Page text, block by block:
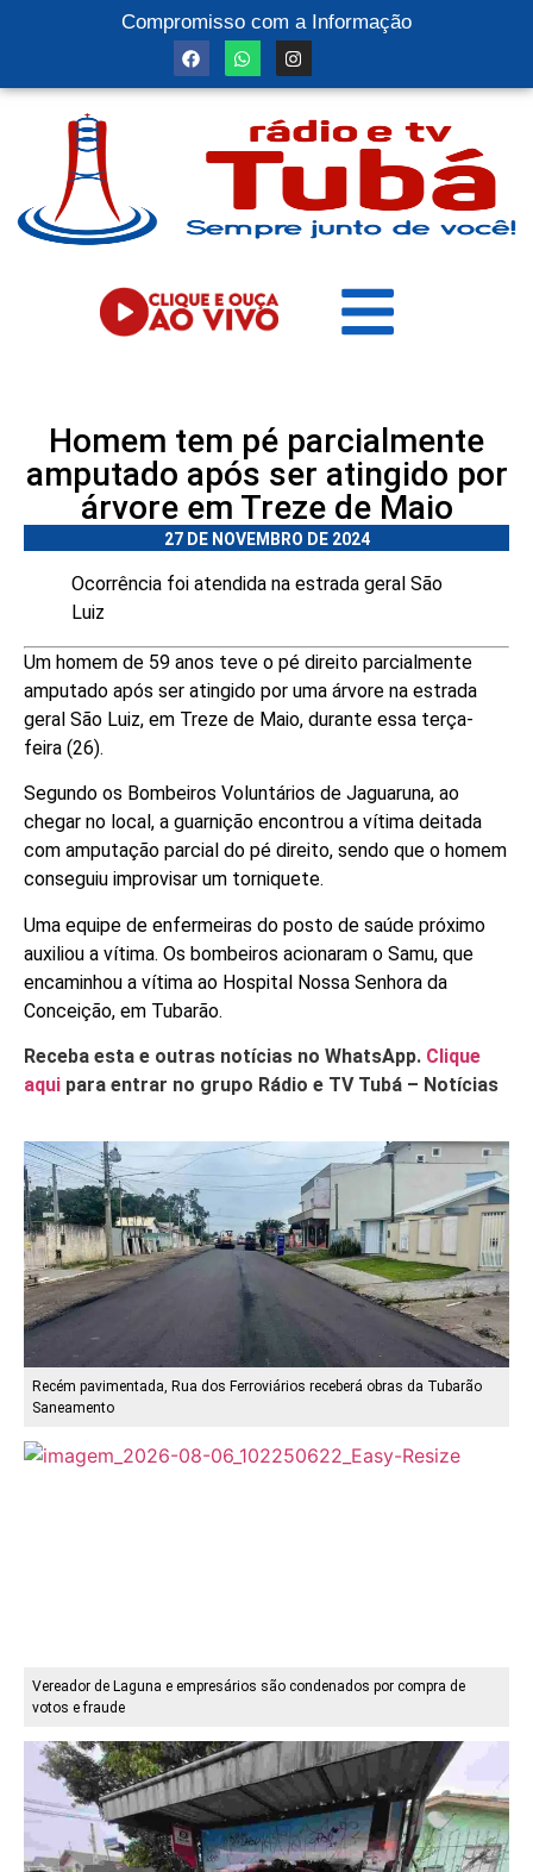
Compromisso com a Informação
Homem tem pé parcialmente
amputado após ser atingido por
árvore em Treze de Maio
27 DE NOVEMBRO DE 2024
Ocorrência foi atendida na estrada geral São
Luiz
Um homem de 59 anos teve o pé direito parcialmente
amputado após ser atingido por uma árvore na estrada
geral São Luiz, em Treze de Maio, durante essa terça-
feira (26).
Segundo os Bombeiros Voluntários de Jaguaruna, ao
chegar no local, a guarnição encontrou a vítima deitada
com amputação parcial do pé direito, sendo que o homem
conseguiu improvisar um torniquete.
Uma equipe de enfermeiras do posto de saúde próximo
auxiliou a vítima. Os bombeiros acionaram o Samu, que
encaminhou a vítima ao Hospital Nossa Senhora da
Conceição, em Tubarão.
Receba esta e outras notícias no WhatsApp. Clique
aqui para entrar no grupo Rádio e TV Tubá – Notícias
Recém pavimentada, Rua dos Ferroviários receberá obras da Tubarão
Saneamento
Vereador de Laguna e empresários são condenados por compra de
votos e fraude